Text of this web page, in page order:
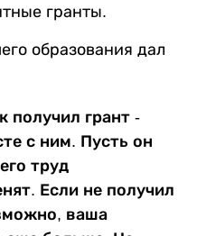
гранты.
образования дал
получил грант -
с ним. Пусть он
труд
Если не получил
ваша